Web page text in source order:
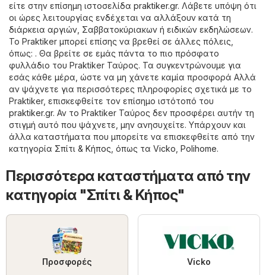
είτε στην επίσημη ιστοσελίδα praktiker.gr. Λάβετε υπόψη ότι
οι ώρες λειτουργίας ενδέχεται να αλλάξουν κατά τη
διάρκεια αργιών, Σαββατοκύριακων ή ειδικών εκδηλώσεων.
Το Praktiker μπορεί επίσης να βρεθεί σε άλλες πόλεις,
όπως: . Θα βρείτε σε εμάς πάντα το πιο πρόσφατο
φυλλάδιο του Praktiker Ταύρος. Τα συγκεντρώνουμε για
εσάς κάθε μέρα, ώστε να μη χάνετε καμία προσφορά Αλλά
αν ψάχνετε για περισσότερες πληροφορίες σχετικά με το
Praktiker, επισκεφθείτε τον επίσημο ιστότοπό του
praktiker.gr. Αν το Praktiker Ταύρος δεν προσφέρει αυτήν τη
στιγμή αυτό που ψάχνετε, μην ανησυχείτε. Υπάρχουν και
άλλα καταστήματα που μπορείτε να επισκεφθείτε από την
κατηγορία Σπίτι & Κήπος , όπως τα Vicko Polihome.
Περισσότερα καταστήματα από την
κατηγορία "Σπίτι & Κήπος"
Προσφορές Vicko